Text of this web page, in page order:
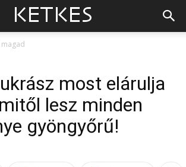
most elárulja
lesz minden
gyöngyőrű!